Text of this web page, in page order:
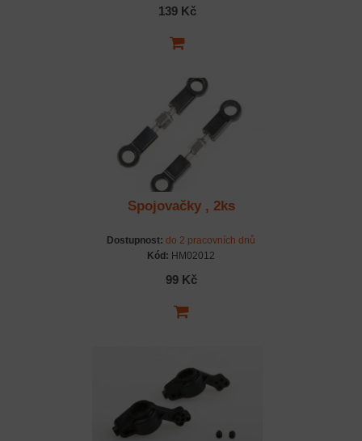
139 Kč
Spojovačky , 2ks
Dostupnost: do 2 pracovních dnů
Kód: HM02012
99 Kč